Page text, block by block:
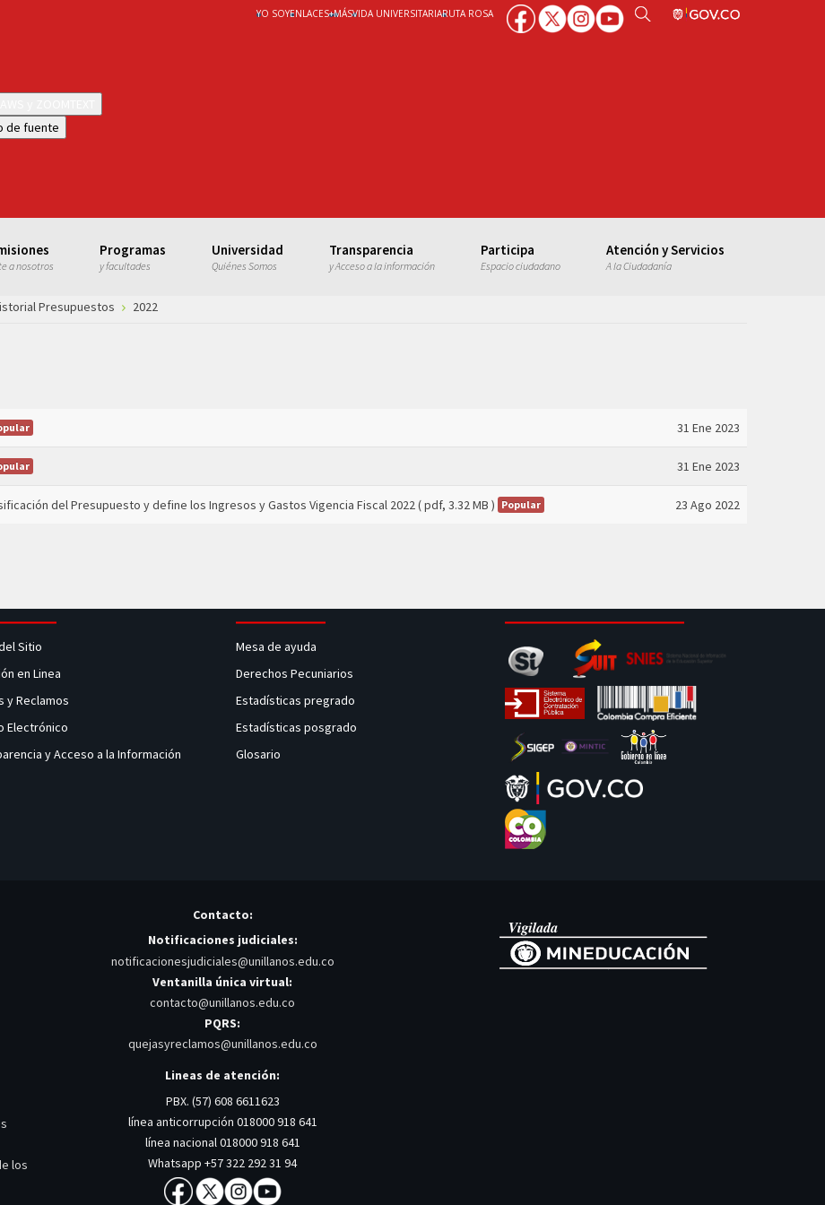
de fuente
YO SOYENLACES+MÁSVIDA UNIVERSITARIARUTA ROSA
a nosotros
Programas
y facultades
Universidad
Quiénes Somos
Transparencia
y Acceso a la información
Participa
Espacio ciudadano
Atención y Servicios
A la Ciudadanía
Presupuestos 2022
31 Ene 2023
31 Ene 2023
del Presupuesto y define los Ingresos y Gastos Vigencia Fiscal 2022( pdf, 3.32 MB ) Popular 23 Ago 2022
Sitio
en Linea
y Reclamos
Electrónico
y Acceso a la Información
Mesa de ayuda
Derechos Pecuniarios
Estadísticas pregrado
Estadísticas posgrado
Glosario
los
Contacto:
Notificaciones judiciales:
notificacionesjudiciales@unillanos.edu.co
Ventanilla única virtual:
contacto@unillanos.edu.co
PQRS:
quejasyreclamos@unillanos.edu.co
Lineas de atención:
PBX. (57) 608 6611623
línea anticorrupción 018000 918 641
línea nacional 018000 918 641
Whatsapp +57 322 292 31 94